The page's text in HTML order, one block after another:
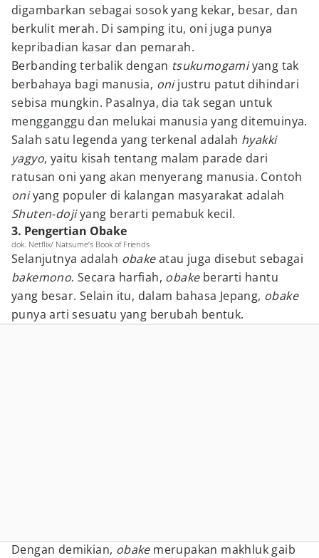
digambarkan sebagai sosok yang kekar, besar, dan
berkulit merah. Di samping itu, oni juga punya
kepribadian kasar dan pemarah.
Berbanding terbalik dengan tsukumogamiyang tak
berbahaya bagi manusia, onijustru patut dihindari
sebisa mungkin. Pasalnya, dia tak segan untuk
mengganggu dan melukai manusia yang ditemuinya.
Salah satu legenda yang terkenal adalah hyakki
yagyo, yaitu kisah tentang malam parade dari
ratusan oni yang akan menyerang manusia. Contoh
oniyang populer di kalangan masyarakat adalah
Shuten-dojiyang berarti pemabuk kecil.
3. Pengertian Obake
dok. Netflix/ Natsume’s Book of Friends
Selanjutnya adalah obakeatau juga disebut sebagai
bakemono. Secara harfiah, obakeberarti hantu
yang besar. Selain itu, dalam bahasa Jepang, obake
punya arti sesuatu yang berubah bentuk.
Dengan demikian, obakemerupakan makhluk gaib